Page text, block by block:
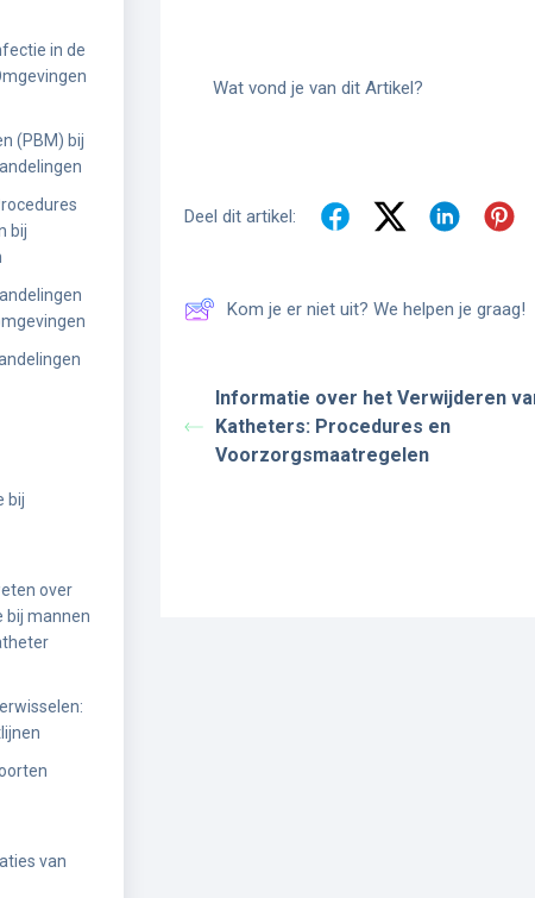
in de
(PBM) bij
bij
bij
over
bij mannen
van
Wat vond je van dit Artikel?
Deel dit artikel:
Kom je er niet uit? We helpen je graag!
Informatie over het Verwijderen
Katheters: Procedures en
Voorzorgsmaatregelen